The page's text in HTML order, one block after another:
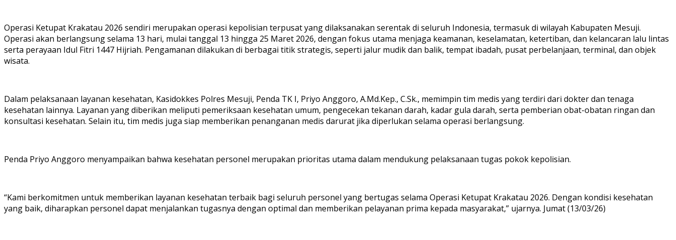
Operasi Ketupat Krakatau 2026 sendiri merupakan operasi kepolisian terpusat yang dilaksanakan serentak di seluruh Indonesia, termasuk di wilayah Kabupaten Mesuji.
Operasi akan berlangsung selama 13 hari, mulai tanggal 13 hingga 25 Maret 2026, dengan fokus utama menjaga keamanan, keselamatan, ketertiban, dan kelancaran lalu lintas
serta perayaan Idul Fitri 1447 Hijriah. Pengamanan dilakukan di berbagai titik strategis, seperti jalur mudik dan balik, tempat ibadah, pusat perbelanjaan, terminal, dan objek
wisata.
Dalam pelaksanaan layanan kesehatan, Kasidokkes Polres Mesuji, Penda TK I, Priyo Anggoro, A.Md.Kep., C.Sk., memimpin tim medis yang terdiri dari dokter dan tenaga
kesehatan lainnya. Layanan yang diberikan meliputi pemeriksaan kesehatan umum, pengecekan tekanan darah, kadar gula darah, serta pemberian obat-obatan ringan dan
konsultasi kesehatan. Selain itu, tim medis juga siap memberikan penanganan medis darurat jika diperlukan selama operasi berlangsung.
Penda Priyo Anggoro menyampaikan bahwa kesehatan personel merupakan prioritas utama dalam mendukung pelaksanaan tugas pokok kepolisian.
“Kami berkomitmen untuk memberikan layanan kesehatan terbaik bagi seluruh personel yang bertugas selama Operasi Ketupat Krakatau 2026. Dengan kondisi kesehatan
yang baik, diharapkan personel dapat menjalankan tugasnya dengan optimal dan memberikan pelayanan prima kepada masyarakat,” ujarnya. Jumat (13/03/26)